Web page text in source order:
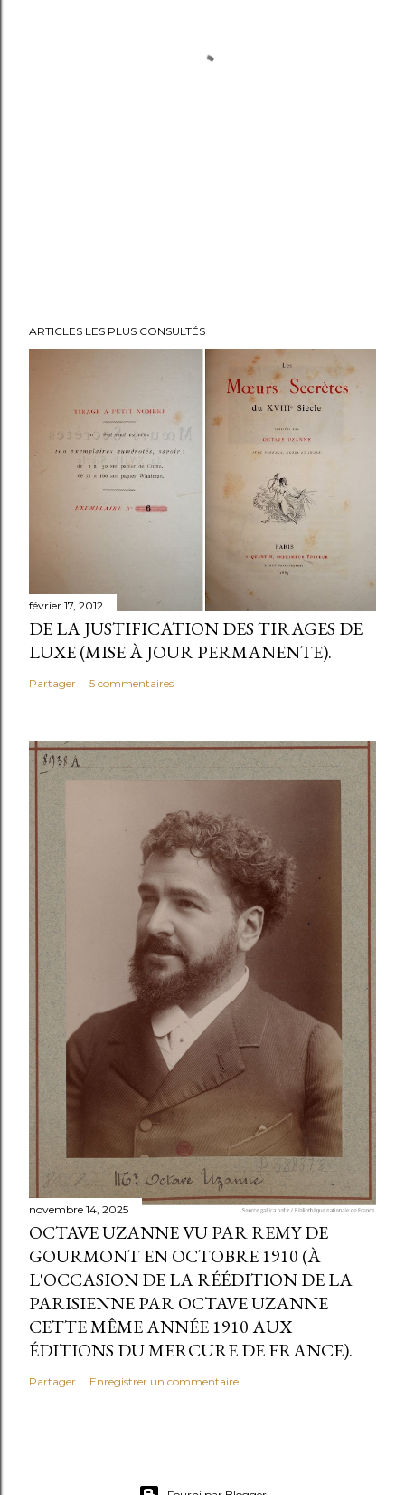
ARTICLES LES PLUS CONSULTÉS
février 17, 2012
DE LA JUSTIFICATION DES TIRAGES DE
LUXE (MISE À JOUR PERMANENTE).
Partager 5 commentaires
novembre 14, 2025
OCTAVE UZANNE VU PAR REMY DE
GOURMONT EN OCTOBRE 1910 (À
L'OCCASION DE LA RÉÉDITION DE LA
PARISIENNE PAR OCTAVE UZANNE
CETTE MÊME ANNÉE 1910 AUX
ÉDITIONS DU MERCURE DE FRANCE).
Partager Enregistrer un commentaire